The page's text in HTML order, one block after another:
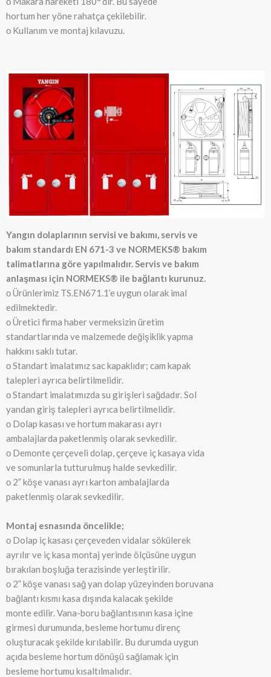
hortum her yöne rahatça çekilebilir.
о Kullanım ve montaj kılavuzu.
Yangın dolaplarının servisi ve bakımı, servis ve
bakım standardı EN 671-3 ve NORMEKS® bakım
talimatlarına göre yapılmalıdır. Servis ve bakım
anlaşması için NORMEKS® ile bağlantı kurunuz.
о Ürünlerimiz TS.EN671.1’e uygun olarak imal
edilmektedir.
о Üretici firma haber vermeksizin üretim
standartlarında ve malzemede değişiklik yapma
hakkını saklı tutar.
о Standart imalatımız sac kapaklıdır; cam kapak
talepleri ayrıca belirtilmelidir.
о Standart imalatımızda su girişleri sağdadır. Sol
yandan giriş talepleri ayrıca belirtilmelidir.
о Dolap kasası ve hortum makarası ayrı
ambalajlarda paketlenmiş olarak sevkedilir.
о Demonte çerçeveli dolap, çerçeve iç kasaya vida
ve somunlarla tutturulmuş halde sevkedilir.
о 2” köşe vanası ayrı karton ambalajlarda
paketlenmiş olarak sevkedilir.
Montaj esnasında öncelikle;
о Dolap iç kasası çerçeveden vidalar sökülerek
ayrılır ve iç kasa montaj yerinde ölçüsüne uygun
bırakılan boşluğa terazisinde yerleştirilir.
о 2” köşe vanası sağ yan dolap yüzeyinden boruvana
bağlantı kısmı kasa dışında kalacak şekilde
monte edilir. Vana-boru bağlantısının kasa içine
girmesi durumunda, besleme hortumu direnç
oluşturacak şekilde kırılabilir. Bu durumda uygun
açıda besleme hortum dönüşü sağlamak için
besleme hortumu kısaltılmalıdır.